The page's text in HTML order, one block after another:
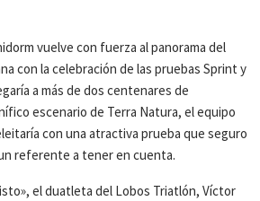
vuelve con fuerza al panorama del
con la celebración de las pruebas Sprint y
a más de dos centenares de
escenario de Terra Natura, el equipo
con una atractiva prueba que seguro
referente a tener en cuenta.
el duatleta del Lobos Triatlón, Víctor